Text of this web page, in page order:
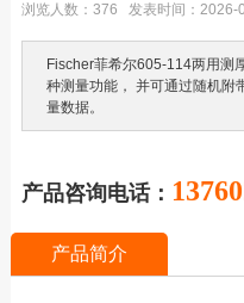
浏览人数：376 发表时间：2026-
Fischer菲希尔605-114两用测
种测量功能， 并可通过随机附
量数据。
产品咨询电话：
产品简介